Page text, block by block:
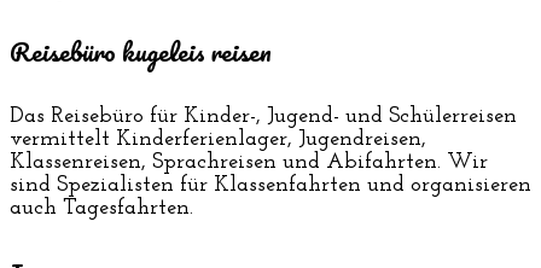
Reisebüro kugeleis reisen
Das Reisebüro für Kinder-, Jugend- und Schülerreisen
vermittelt Kinderferienlager, Jugendreisen,
Klassenreisen, Sprachreisen und Abifahrten. Wir
sind Spezialisten für Klassenfahrten und organisieren
auch Tagesfahrten.